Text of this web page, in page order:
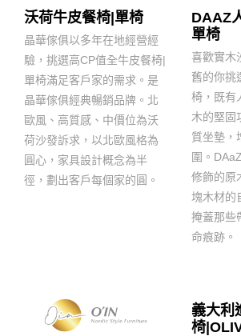
沃荷牛皮餐椅|單椅
晶華傢俱以多年在地經營經
驗，挑選高CP值全牛皮餐椅|
單椅滿足客戶家的需求。是
晶華傢俱經典暢銷品牌。北
歐風、高質感、中價位為沃
荷沙發訴求，以北歐風格為
圓心，家具設計概念為半
徑，劃出客戶每個家的圓。
DAAZ
單椅
喜歡實木
舊的你挑
椅，既有
木的堅固
質坐墊，
圍。
修飾的原
塊木材的
掩蓋那些
命痕跡。
義大利
椅